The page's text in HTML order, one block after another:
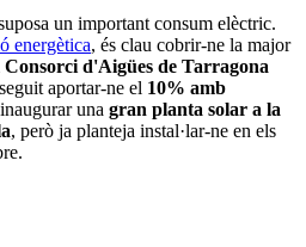
un important consum elèctric.
energètica, és clau cobrir-ne la major
Consorci d'Aigües de Tarragona
aportar-ne el 10% amb
una gran planta solar a la
, però ja planteja instal·lar-ne en els